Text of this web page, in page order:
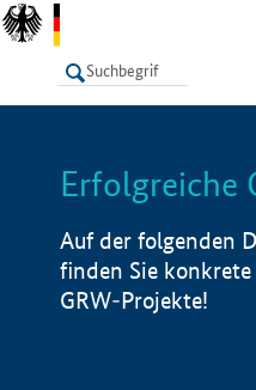
LISTE
Erfolgreiche
Auf der folgenden
finden Sie
GRW-Projekte!